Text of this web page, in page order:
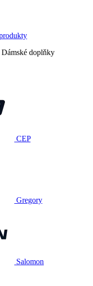
Dámské doplňky
CEP
Gregory
Salomon